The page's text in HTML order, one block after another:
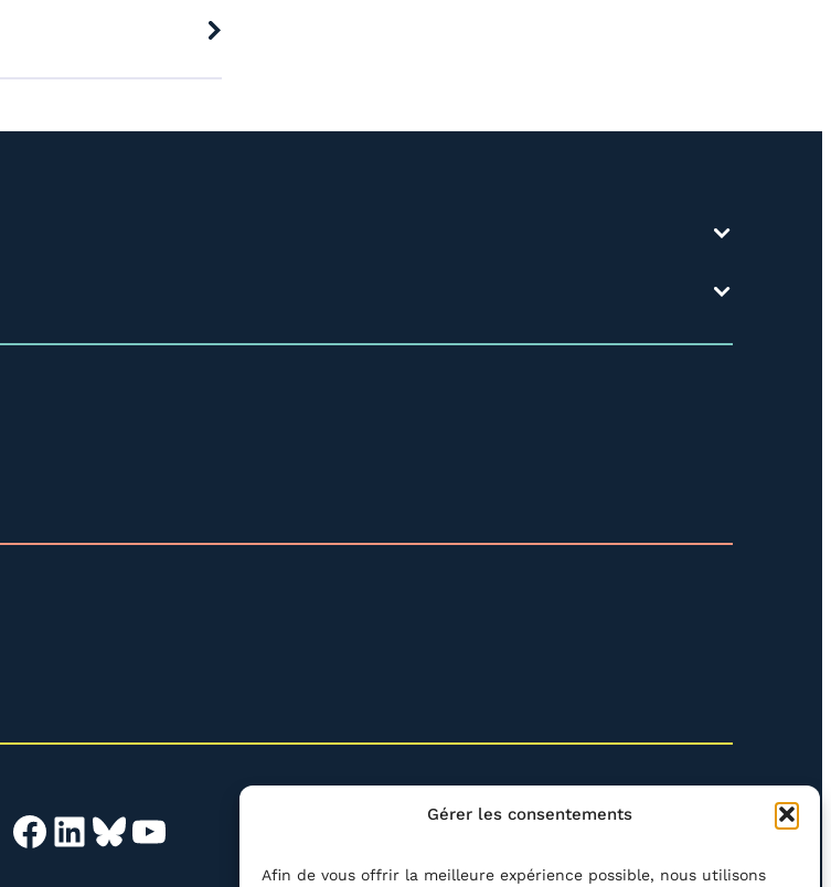
Gérer les consentements
Afin de vous offrir la meilleure expérience possible, nous utilisons
Facebook LinkedIn Bluesky YouTube